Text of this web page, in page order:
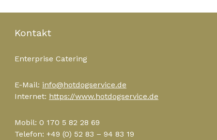
Kontakt
Enterprise Catering
E-Mail: info@hotdogservice.de
Internet: https://www.hotdogservice.de
Mobil: 0 170 5 82 28 69
Telefon: +49 (0) 52 83 – 94 83 19